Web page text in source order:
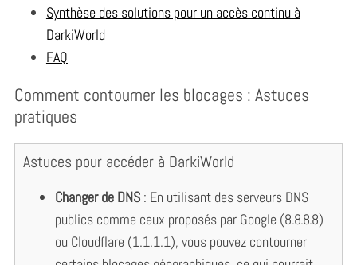
Synthèse des solutions pour un accès continu à
DarkiWorld
FAQ
Comment contourner les blocages : Astuces
pratiques
Astuces pour accéder à DarkiWorld
Changer de DNS: En utilisant des serveurs DNS
publics comme ceux proposés par Google (8.8.8.8)
ou Cloudflare (1.1.1.1), vous pouvez contourner